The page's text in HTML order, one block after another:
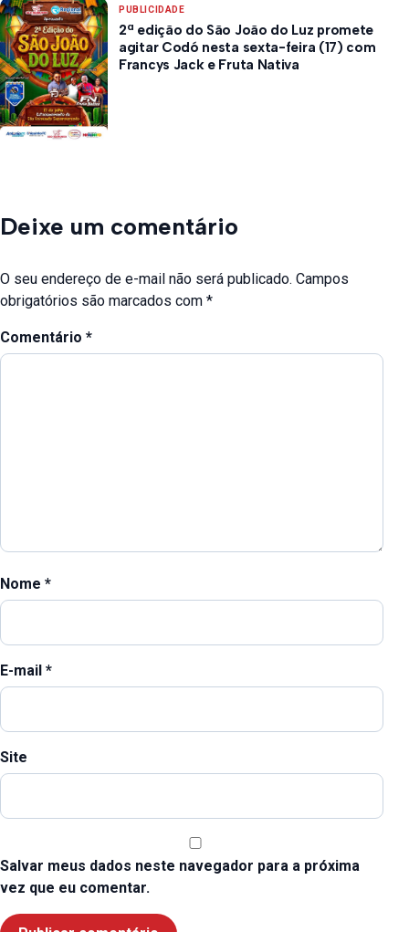
PUBLICIDADE
2ª edição do São João do Luz promete
agitar Codó nesta sexta-feira (17) com
Francys Jack e Fruta Nativa
Deixe um comentário
O seu endereço de e-mail não será publicado. Campos
obrigatórios são marcados com *
Comentário *
Nome *
E-mail *
Site
Salvar meus dados neste navegador para a próxima
vez que eu comentar.